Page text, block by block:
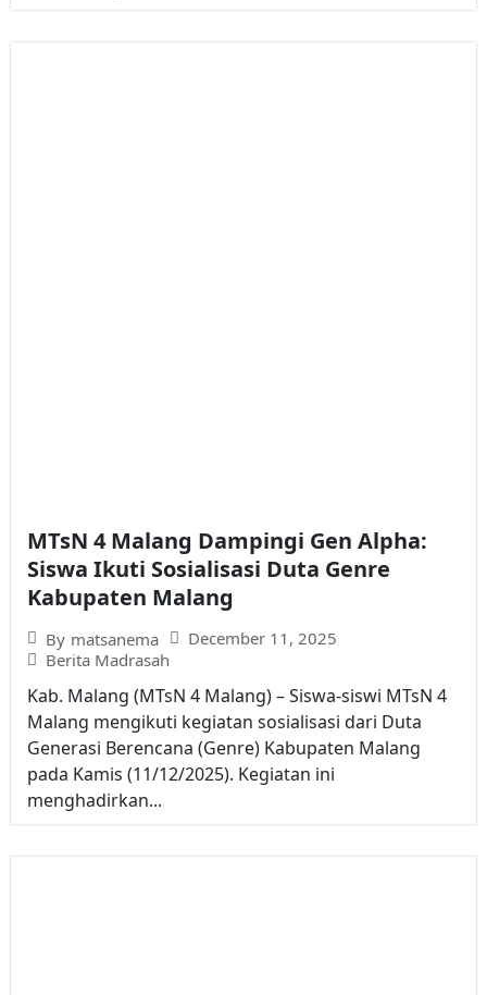
MTsN 4 Malang Dampingi Gen Alpha:
Siswa Ikuti Sosialisasi Duta Genre
Kabupaten Malang
By matsanema
December 11, 2025
Berita Madrasah
Kab. Malang (MTsN 4 Malang) – Siswa-siswi MTsN 4
Malang mengikuti kegiatan sosialisasi dari Duta
Generasi Berencana (Genre) Kabupaten Malang
pada Kamis (11/12/2025). Kegiatan ini
menghadirkan...